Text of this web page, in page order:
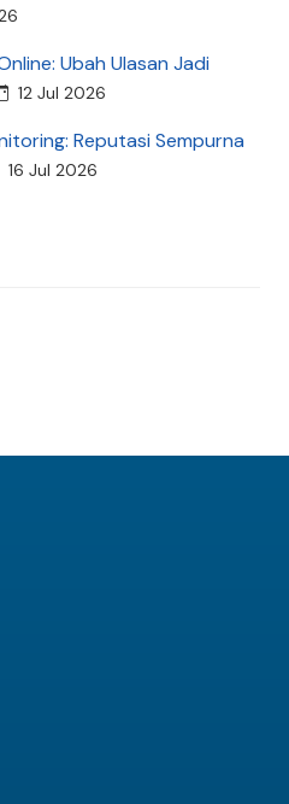
Ubah Ulasan Jadi
12 Jul 2026
Reputasi Sempurna
16 Jul 2026